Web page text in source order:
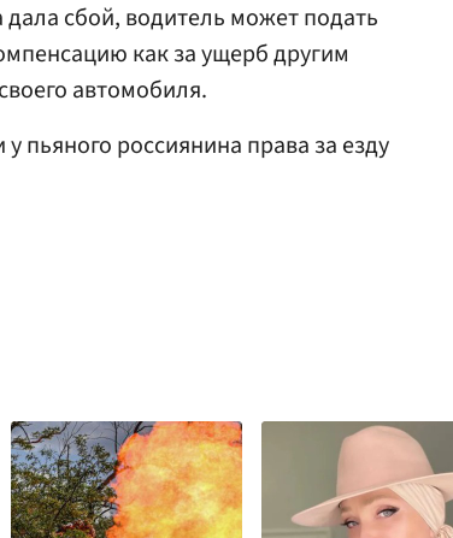
сбой, водитель может подать
как за ущерб другим
автомобиля.
у пьяного россиянина права за езду